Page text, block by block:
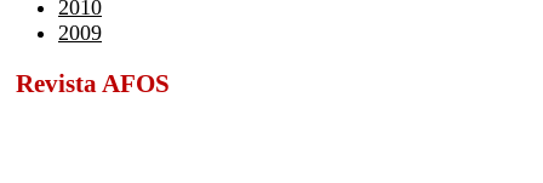
2010
2009
Revista AFOS